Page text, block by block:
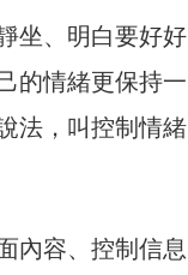
坐、明白要好好
的情緒更保持一
法，叫控制情緒
內容、控制信息